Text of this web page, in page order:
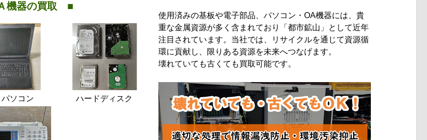
機器の買取 ■
パソコン ハードディスク
使用済みの基板や電子部品、パソコン・OA機器には、貴
重な金属資源が多く含まれており「都市鉱山」として近年
注目されています。当社では、リサイクルを通じて資源循
環に貢献し、限りある資源を未来へつなげます。
壊れていても古くても買取可能です。